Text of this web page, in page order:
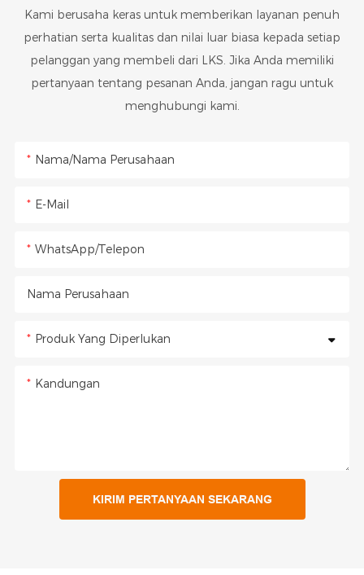
Kami berusaha keras untuk memberikan layanan penuh
perhatian serta kualitas dan nilai luar biasa kepada setiap
pelanggan yang membeli dari LKS. Jika Anda memiliki
pertanyaan tentang pesanan Anda, jangan ragu untuk
menghubungi kami.
Nama/Nama Perusahaan
E-Mail
WhatsApp/Telepon
Nama Perusahaan
Produk Yang Diperlukan
Kandungan
KIRIM PERTANYAAN SEKARANG